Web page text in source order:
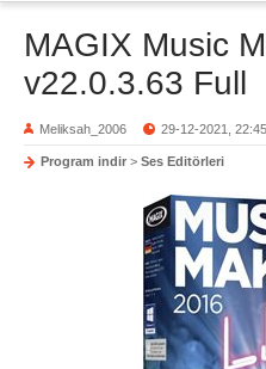
MAGIX Music
v22.0.3.63 Full
Meliksah_2006 29-12-2021, 22:45
Program indir > Ses Editörleri